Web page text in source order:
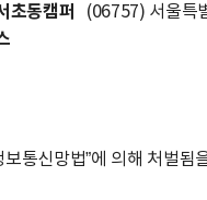
초동캠퍼
(06757) 서울특
통신망법”에 의해 처벌됨